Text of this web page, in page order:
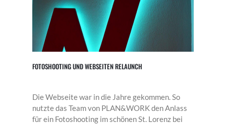
FOTOSHOOTING UND WEBSEITEN RELAUNCH
Die Webseite war in die Jahre gekommen. So
nutzte das Team von PLAN&WORK den Anlass
für ein Fotoshooting im schönen St. Lorenz bei